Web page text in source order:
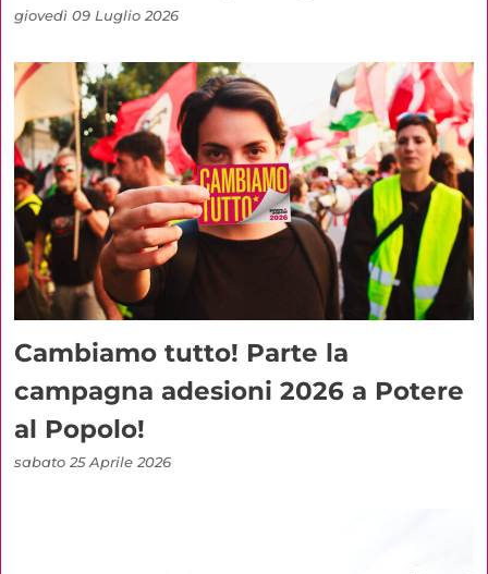
giovedì 09 Luglio 2026
Cambiamo tutto! Parte la
campagna adesioni 2026 a Potere
al Popolo!
sabato 25 Aprile 2026